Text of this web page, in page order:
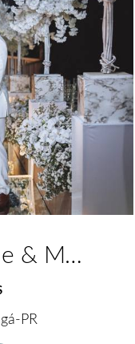
Casamento Ariane & Mario
PR